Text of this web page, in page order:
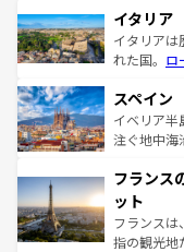
イタリア
イタリアは
れた国。 ロ
ろん、トス
景など、自
ピザやパス
ませてくれ
なお、新着
しい。
スペイン
イベリア半
注ぐ地中海
文化が根付
れる闘牛、
る。首都マ
アートに溢
フランス
ット
フランスは
指の観光地